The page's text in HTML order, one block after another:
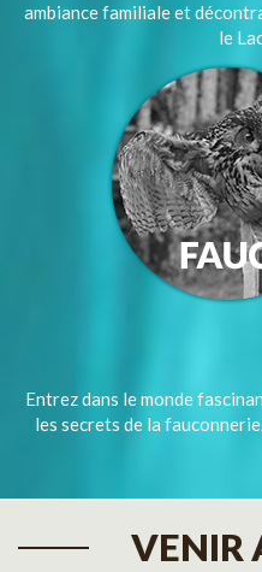
ambiance familiale et
le
Entrez dans le monde
les secrets de la
VENIR